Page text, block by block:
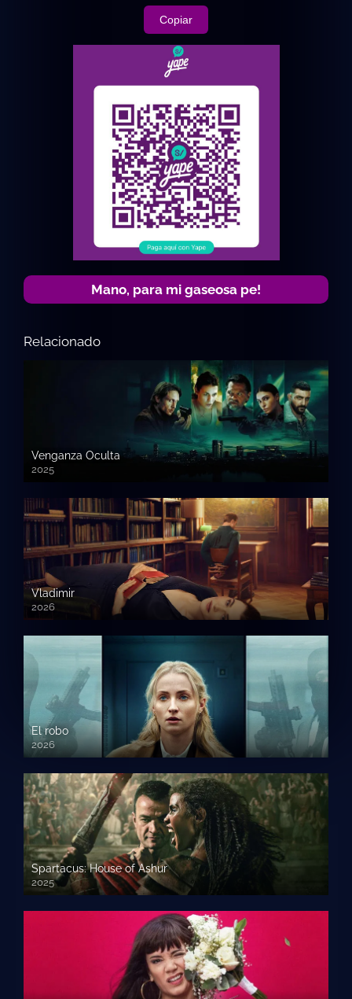
Copiar
Mano, para mi gaseosa pe!
Relacionado
Venganza Oculta
2025
Vladimir
2026
El robo
2026
Spartacus: House of Ashur
2025